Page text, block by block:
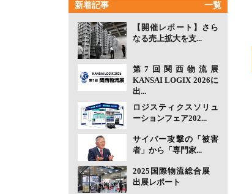
新着記事 一覧
【開催レポート】さら
なる売上拡大を支...
第7回関西物流展
KANSAI LOGIX 2026に
出...
ロジスティクスソリュ
ーションフェア202...
サイバー攻撃の「被害
者」から「専門家...
2025国際物流総合展
出展レポート